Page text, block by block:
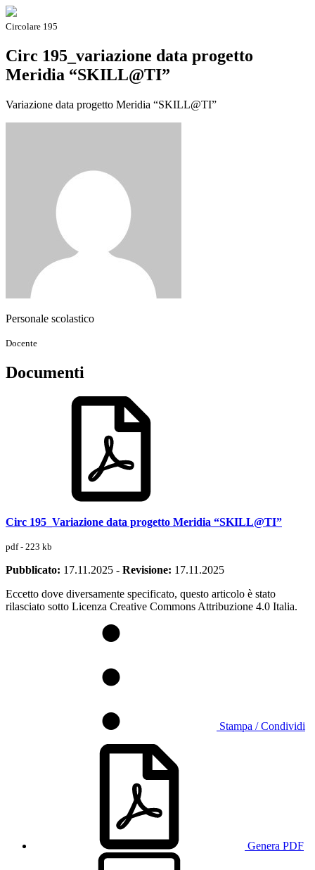
Circolare 195
Circ 195_variazione data progetto
Meridia “SKILL@TI”
Variazione data progetto Meridia “SKILL@TI”
Personale scolastico
Docente
Documenti
Circ 195_Variazione data progetto Meridia “SKILL@TI”
pdf - 223 kb
Pubblicato: 17.11.2025 - Revisione: 17.11.2025
Eccetto dove diversamente specificato, questo articolo è stato
rilasciato sotto Licenza Creative Commons Attribuzione 4.0 Italia.
Stampa / Condividi
Genera PDF